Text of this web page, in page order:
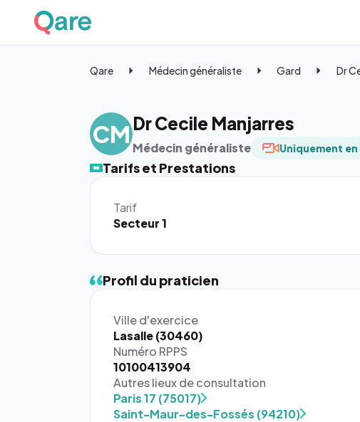
Qare Médecin généraliste Gard Dr
CMDr Cecile Manjarres
Médecin généraliste Uniquement
Tarifs et Prestations
Tarif
Secteur 1
Profil du praticien
Ville d'exercice
Lasalle (30460)
Numéro RPPS
10100413904
Autres lieux de consultation
Paris 17 (75017)
Saint-Maur-des-Fossés (94210)